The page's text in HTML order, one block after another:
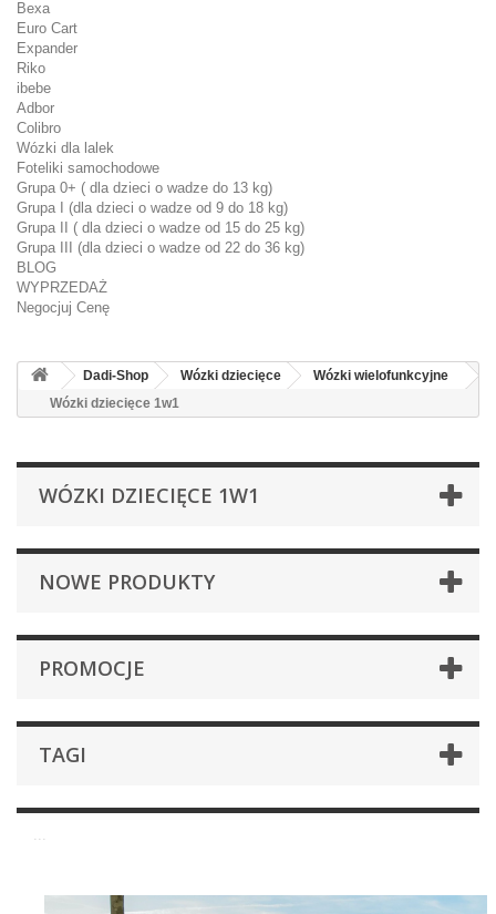
Bexa
Euro Cart
Expander
Riko
ibebe
Adbor
Colibro
Wózki dla lalek
Foteliki samochodowe
Grupa 0+ ( dla dzieci o wadze do 13 kg)
Grupa I (dla dzieci o wadze od 9 do 18 kg)
Grupa II ( dla dzieci o wadze od 15 do 25 kg)
Grupa III (dla dzieci o wadze od 22 do 36 kg)
BLOG
WYPRZEDAŻ
Negocjuj Cenę
Dadi-Shop Wózki dziecięce
Wózki wielofunkcyjne
Wózki dziecięce 1w1
WÓZKI DZIECIĘCE 1W1
NOWE PRODUKTY
PROMOCJE
TAGI
...